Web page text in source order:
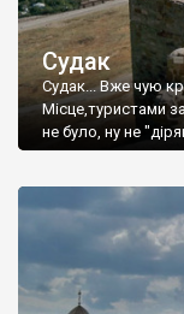
Судак
Судак... Вже чую
Місце,туристами
не було, ну не